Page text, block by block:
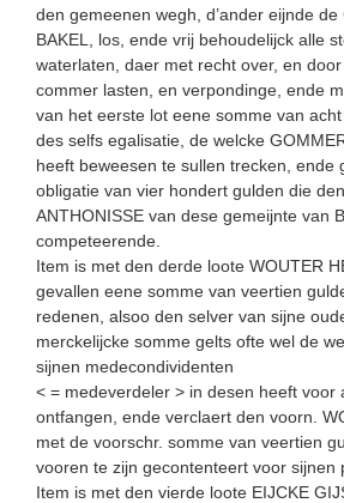
den gemeenen wegh, d’ander eijnde de
BAKEL, los, ende vrij behoudelijck alle
waterlaten, daer met recht over, en
commer lasten, en verpondinge, ende
van het eerste lot eene somme van
des selfs egalisatie, de welcke
heeft beweesen te sullen trecken, ende
obligatie van vier hondert gulden die
ANTHONISSE van dese gemeijnte van
competeerende.
Item is met den derde loote WOUTER
gevallen eene somme van veertien
redenen, alsoo den selver van sijne
merckelijcke somme gelts ofte wel de
sijnen medecondividenten
< = medeverdeler > in desen heeft voor
ontfangen, ende verclaert den voorn.
met de voorschr. somme van veertien
vooren te zijn gecontenteert voor sijnen
Item is met den vierde loote EIJCKE